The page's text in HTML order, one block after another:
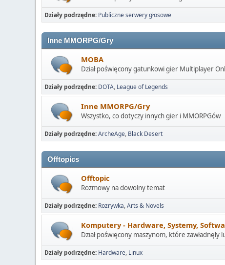
Działy podrzędne Publiczne serwery głosowe
Inne MMORPG/Gry
MOBA
Dział poświęcony gatunkowi gier Multiplayer
Działy podrzędne DOTA League of Legends
Inne MMORPG/Gry
Wszystko, co dotyczy innych gier i MMORPGów
Działy podrzędne ArcheAge Black Desert
Offtopics
Offtopic
Rozmowy na dowolny temat
Działy podrzędne Rozrywka Arts & Novels
Komputery - Hardware, Systemy,
Dział poświęcony maszynom, które zawładnęły
Działy podrzędne Hardware Linux